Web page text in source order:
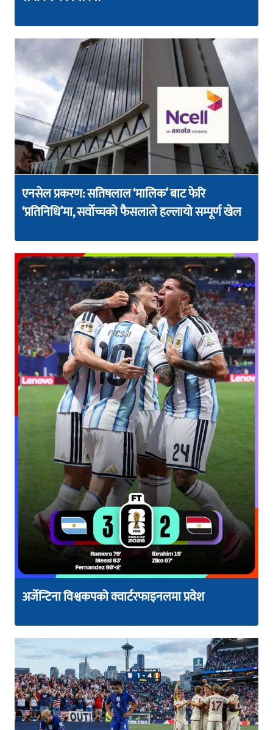
एनसेल प्रकरण: सतिषलाल ‘मालिक’ बाट फेरि
‘प्रतिनिधि’मा, सर्वोच्चको फैसलाले हल्लायो सम्पूर्ण खेल
अर्जेन्टिना विश्वकपको क्वार्टरफाइनलमा प्रवेश